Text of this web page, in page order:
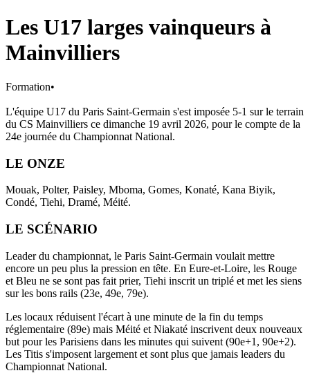
Les U17 larges vainqueurs à
Mainvilliers
Formation•
L'équipe U17 du Paris Saint-Germain s'est imposée 5-1 sur le terrain
du CS Mainvilliers ce dimanche 19 avril 2026, pour le compte de la
24e journée du Championnat National.
LE ONZE
Mouak, Polter, Paisley, Mboma, Gomes, Konaté, Kana Biyik,
Condé, Tiehi, Dramé, Méité.
LE SCÉNARIO
Leader du championnat, le Paris Saint-Germain voulait mettre
encore un peu plus la pression en tête. En Eure-et-Loire, les Rouge
et Bleu ne se sont pas fait prier, Tiehi inscrit un triplé et met les siens
sur les bons rails (23e, 49e, 79e).
Les locaux réduisent l'écart à une minute de la fin du temps
réglementaire (89e) mais Méité et Niakaté inscrivent deux nouveaux
but pour les Parisiens dans les minutes qui suivent (90e+1, 90e+2).
Les Titis s'imposent largement et sont plus que jamais leaders du
Championnat National.